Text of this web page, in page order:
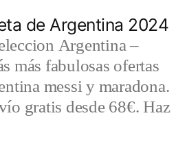
de Argentina 2024
Argentina –
más fabulosas ofertas
messi y maradona.
gratis desde 68€. Haz